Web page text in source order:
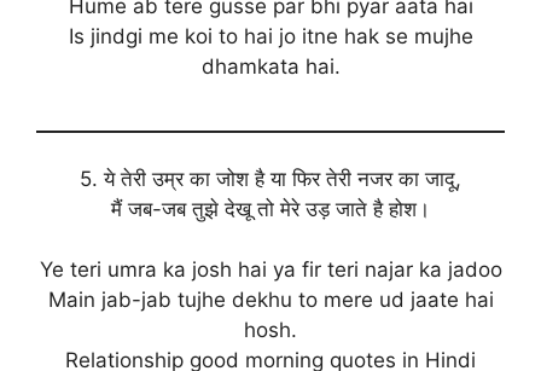
Hume ab tere gusse par bhi pyar aata hai
Is jindgi me koi to hai jo itne hak se mujhe
dhamkata hai.
5. ये तेरी उम्र का जोश है या फिर तेरी नजर का जादू,
मैं जब-जब तुझे देखू तो मेरे उड़ जाते है होश।
Ye teri umra ka josh hai ya fir teri najar ka jadoo
Main jab-jab tujhe dekhu to mere ud jaate hai
hosh.
Relationship good morning quotes in Hindi